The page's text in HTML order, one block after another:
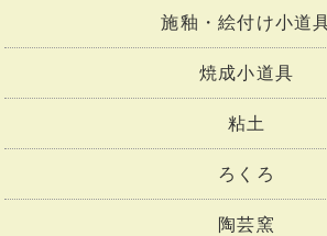
施釉・絵付け小道
焼成小道具
粘土
ろくろ
陶芸窯